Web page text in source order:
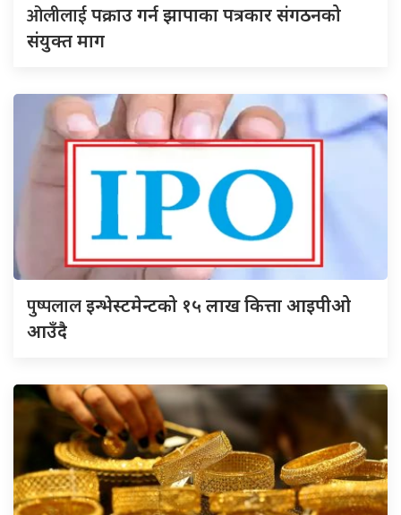
ओलीलाईपक्राउ गर्न झापाका पत्रकार संगठनको
संयुक्त माग
पुष्पलालइन्भेस्टमेन्टको १५ लाख कित्ता आइपीओ
आउँदै